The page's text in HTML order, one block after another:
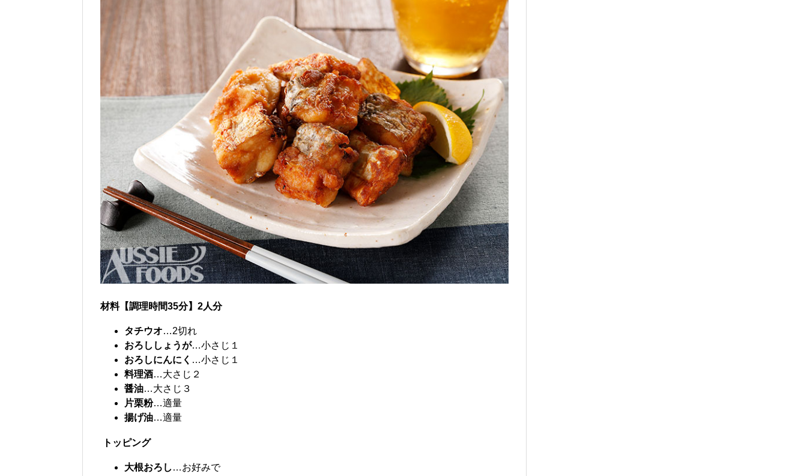
材料【調理時間35分】2人分
タチウオ…2切れ
おろししょうが…小さじ１
おろしにんにく …小さじ１
料理酒…大さじ２
醤油…大さじ３
片栗粉…適量
揚げ油…適量
トッピング
大根おろし …お好みで